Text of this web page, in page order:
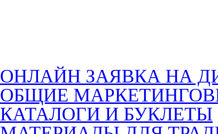
ОНЛАЙН ЗАЯВКА НА
ОБЩИЕ
КАТАЛОГИ И БУКЛЕТЫ